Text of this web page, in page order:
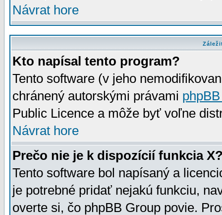
Návrat hore
Kto napísal tento program?
Tento software (v jeho
chránený autorskými právami
Public Licence a môže byť voľne
Návrat hore
Prečo nie je k dispozícií funkcia
Tento software bol napísaný a
je potrebné pridať nejakú funkciu,
overte si, čo phpBB Group povie.